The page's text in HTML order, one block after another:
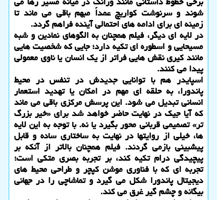
شوند و سرنوشت کواریچ عمداً مبهم باقی می ماند تا
زمینه ای برای ادامه های احتمالی آینده فراهم گردد.
در لایه ای دیگر، فیلم همچنان به الگوهای نمادین و شبه
مسیحایی و اسطوره ای تکیه دارد؛ جایی که شخصیت هایی
مانند کیری نقش هایی فراتر از یک انسان یا ناوی معمولی
پیدا می کنند.
اسپایدر هم با توانایی جدیدش در تنفس در محیط
پاندورا، به حلقه ای مهم در امکان یا تهدید استعمار
انسانی تبدیل می شود. این پرسش مرکزی باقی می ماند
که آیا جیک در نهایت حاضر خواهد شد برای «خیر بزرگ
تر» تصمیمی قربانی محور بگیرد یا نه. با توجه به این لایه
ها، خیلی از روایتها در نهایت به ساختاری ساده و قابل
پیشبینی بازمی گردند. فیلم همچنان بالاتر از آنکه بر
پیچیدگی درام تکیه کند، بر تجربه بصری متکی است؛
تجربه ای که با فناوری موشن کپچر و طراحی محیط های
دیجیتال پاندورا شکل می گیرد و تماشاچی را در جهانی
بیگانه و چشم گیر غرق می کند.